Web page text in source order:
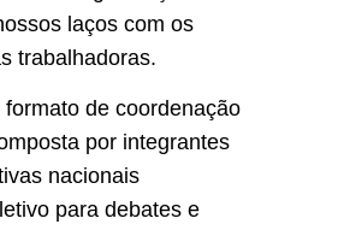
laços com os
trabalhadoras.
de coordenação
por integrantes
nacionais
para debates e